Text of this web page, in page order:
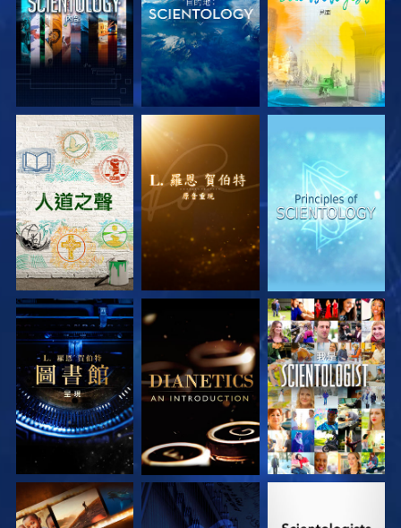
探索系列節目 探索系列節目 探索系列節目
探索系列節目 探索系列節目 觀看